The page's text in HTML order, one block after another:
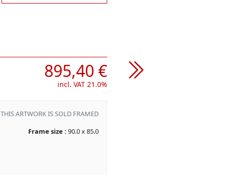
895,40 €
incl. VAT 21.0%
THIS ARTWORK IS SOLD FRAMED
Frame size : 90.0 x 85.0